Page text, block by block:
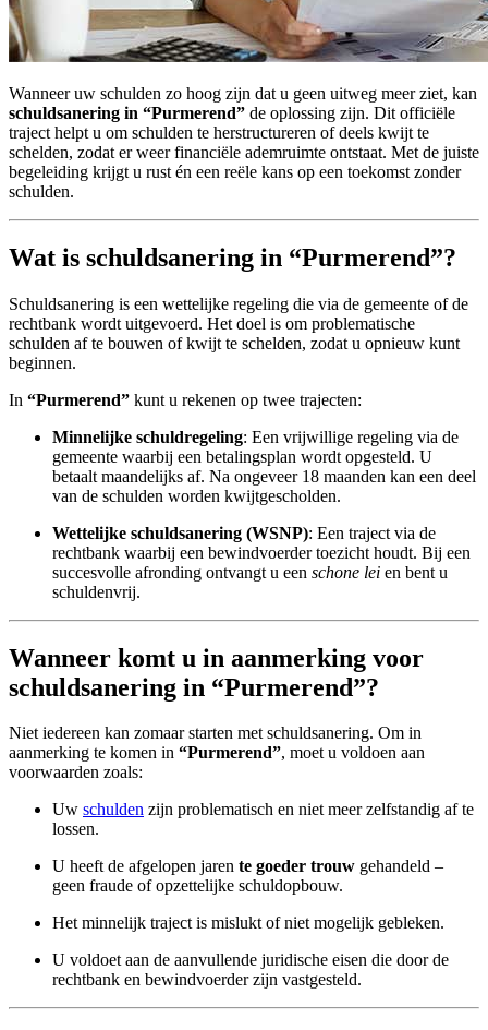
Wanneer uw schulden zo hoog zijn dat u geen uitweg meer ziet, kan
schuldsanering in “Purmerend” de oplossing zijn. Dit officiële
traject helpt u om schulden te herstructureren of deels kwijt te
schelden, zodat er weer financiële ademruimte ontstaat. Met de juiste
begeleiding krijgt u rust én een reële kans op een toekomst zonder
schulden.
Wat is schuldsanering in “Purmerend”?
Schuldsanering is een wettelijke regeling die via de gemeente of de
rechtbank wordt uitgevoerd. Het doel is om problematische
schulden af te bouwen of kwijt te schelden, zodat u opnieuw kunt
beginnen.
In “Purmerend” kunt u rekenen op twee trajecten:
Minnelijke schuldregeling: Een vrijwillige regeling via de
gemeente waarbij een betalingsplan wordt opgesteld. U
betaalt maandelijks af. Na ongeveer 18 maanden kan een deel
van de schulden worden kwijtgescholden.
Wettelijke schuldsanering (WSNP): Een traject via de
rechtbank waarbij een bewindvoerder toezicht houdt. Bij een
succesvolle afronding ontvangt u een schone lei en bent u
schuldenvrij.
Wanneer komt u in aanmerking voor
schuldsanering in “Purmerend”?
Niet iedereen kan zomaar starten met schuldsanering. Om in
aanmerking te komen in “Purmerend”, moet u voldoen aan
voorwaarden zoals:
Uw schulden zijn problematisch en niet meer zelfstandig af te
lossen.
U heeft de afgelopen jaren te goeder trouw gehandeld –
geen fraude of opzettelijke schuldopbouw.
Het minnelijk traject is mislukt of niet mogelijk gebleken.
U voldoet aan de aanvullende juridische eisen die door de
rechtbank en bewindvoerder zijn vastgesteld.